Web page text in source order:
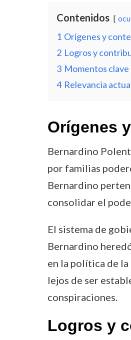
Contenidos
1 Orígenes y
2 Logros y
3 Momentos clave
4 Relevancia
Orígenes
Bernardino
por familias
Bernardino
consolidar el
El sistema de
Bernardino
en la política de
lejos de ser
conspiraciones.
Logros y